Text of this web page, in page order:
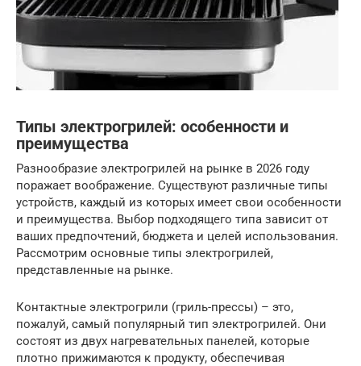
Типы электрогрилей: особенности и
преимущества
Разнообразие электрогрилей на рынке в 2026 году
поражает воображение. Существуют различные типы
устройств, каждый из которых имеет свои особенности
и преимущества. Выбор подходящего типа зависит от
ваших предпочтений, бюджета и целей использования.
Рассмотрим основные типы электрогрилей,
представленные на рынке.
Контактные электрогрили (гриль-прессы) – это,
пожалуй, самый популярный тип электрогрилей. Они
состоят из двух нагревательных панелей, которые
плотно прижимаются к продукту, обеспечивая